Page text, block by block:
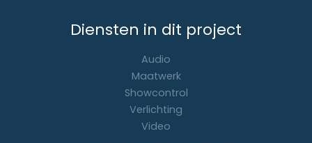
Diensten in dit project
Audio
Maatwerk
Showcontrol
Verlichting
Video